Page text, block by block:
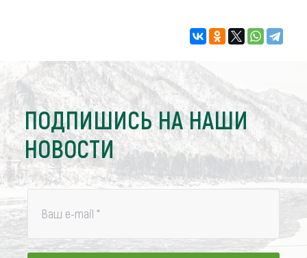
ПОДПИШИСЬ НА НАШИ
НОВОСТИ
Ваш e-mail *